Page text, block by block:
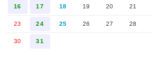
16 17 18 19 20 21
23 24 25 26 27 28
30 31